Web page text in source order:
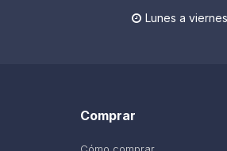
 Lunes a
Comprar
Cómo comprar